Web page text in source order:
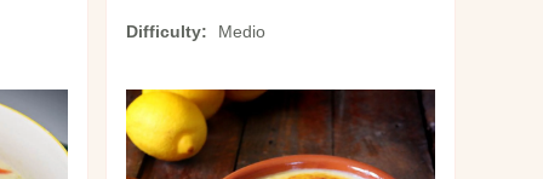
Difficulty Medio